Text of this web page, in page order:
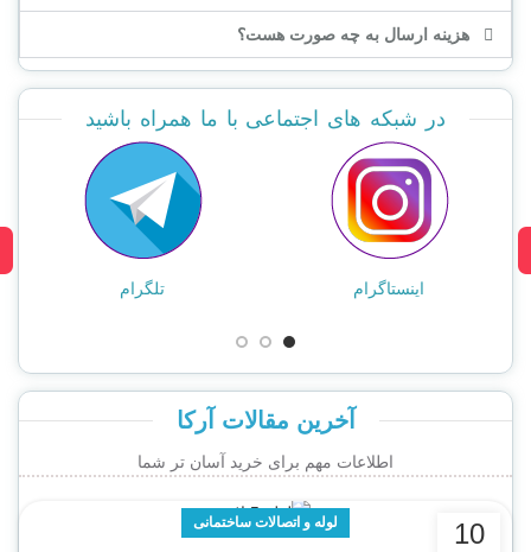
هزینه ارسال به چه صورت هست؟
در شبکه های اجتماعی با ما همراه باشید
اینستاگرام تلگرام
آخرین مقالات آرکا
اطلاعات مهم برای خرید آسان تر شما
10 لوله و اتصالات ساختمانی